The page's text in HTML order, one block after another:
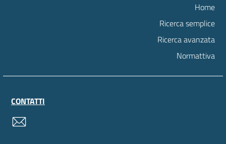
Home
Ricerca semplice
Ricerca avanzata
Normattiva
CONTATTI